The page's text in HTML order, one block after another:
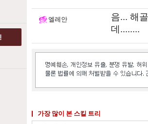
부활 (리바이브)
소환수 저항
이빨 (티스)
뼈 창 0 : 레벨당 마
엘레안
음... 해
데........
가장 많이 본 스킬 트리